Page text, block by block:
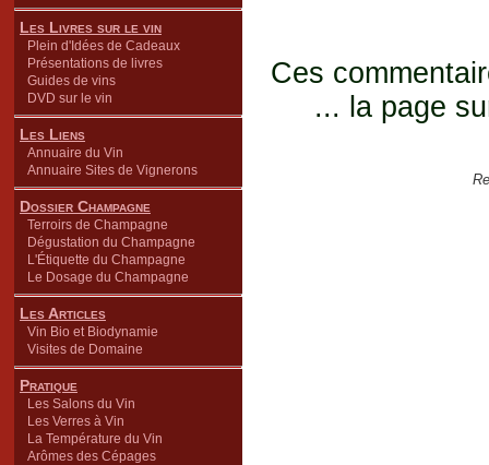
Les Livres sur le vin
Plein d'Idées de Cadeaux
Présentations de livres
Guides de vins
DVD sur le vin
Les Liens
Annuaire du Vin
Annuaire Sites de Vignerons
Dossier Champagne
Terroirs de Champagne
Dégustation du Champagne
L'Étiquette du Champagne
Le Dosage du Champagne
Les Articles
Vin Bio et Biodynamie
Visites de Domaine
Pratique
Les Salons du Vin
Les Verres à Vin
La Température du Vin
Arômes des Cépages
Ces
... la page